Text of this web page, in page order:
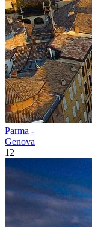
Parma -
Genova
12